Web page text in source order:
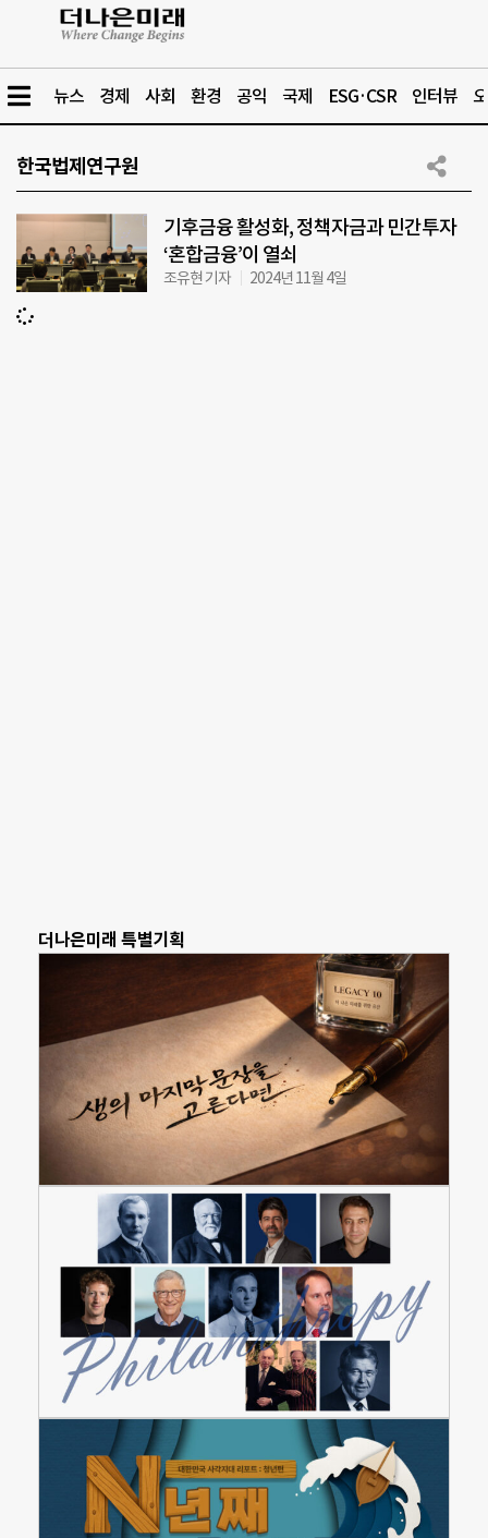
뉴스 경제 사회 환경 공익 국제 ESG·CSR 인터뷰
한국법제연구원
기후금융 활성화, 정책자금과 민간투자
‘혼합금융’이 열쇠
조유현 기자 2024년 11월 4일
더나은미래 특별기획